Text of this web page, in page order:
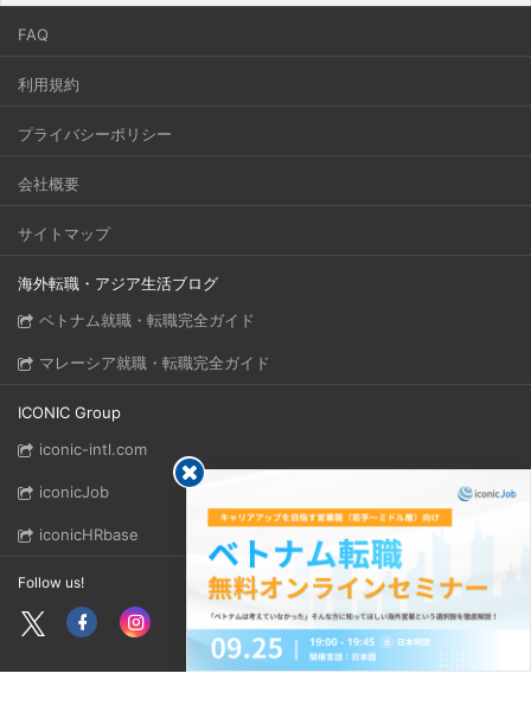
FAQ
利用規約
プライバシーポリシー
会社概要
サイトマップ
海外転職・アジア生活ブログ
ベトナム就職・転職完全ガイド
マレーシア就職・転職完全ガイド
ICONIC Group
iconic-intl.com
iconicJob
iconicHRbase
Follow us!